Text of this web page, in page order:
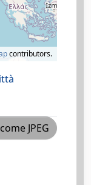
contributors.
JPEG